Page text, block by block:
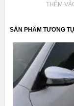
THÊM
SẢN PHẨM TƯƠNG